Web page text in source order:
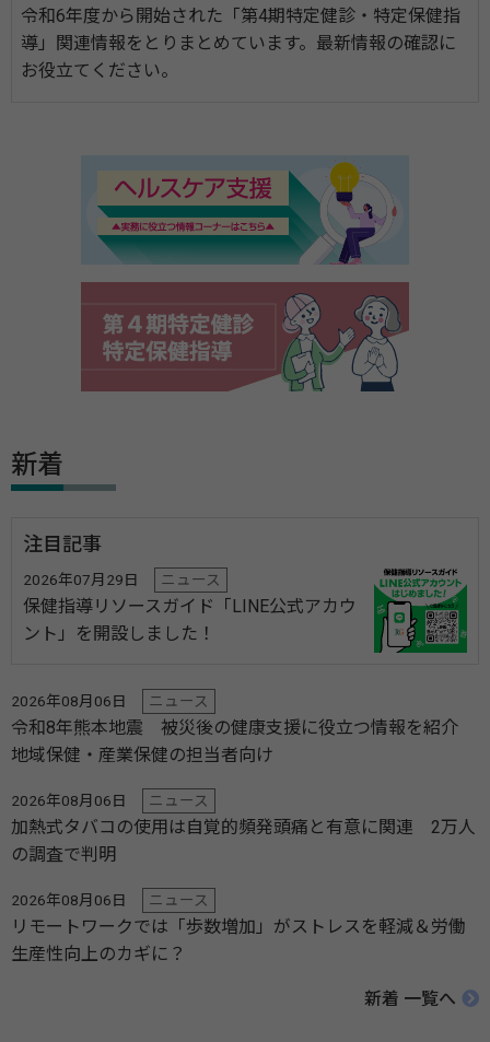
令和6年度から開始された「第4期特定健診・特定保健指
導」関連情報をとりまとめています。最新情報の確認に
お役立てください。
新着
注目記事
2026年07月29日 ニュース
保健指導リソースガイド「LINE公式アカウ
ント」を開設しました！
2026年08月06日 ニュース
令和8年熊本地震 被災後の健康支援に役立つ情報を紹介
地域保健・産業保健の担当者向け
2026年08月06日 ニュース
加熱式タバコの使用は自覚的頻発頭痛と有意に関連 2万人
の調査で判明
2026年08月06日 ニュース
リモートワークでは「歩数増加」がストレスを軽減＆労働
生産性向上のカギに？
新着 一覧へ